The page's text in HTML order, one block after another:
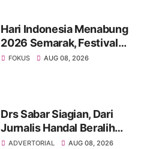
Hari Indonesia Menabung
2026 Semarak, Festival
Band Pelajar dan Mahasiswa
2
FOKUS AUG 08, 2026
Drs Sabar Siagian, Dari
Jurnalis Handal Beralih
Profesi Jadi Kontraktor
ADVERTORIAL AUG 08, 2026